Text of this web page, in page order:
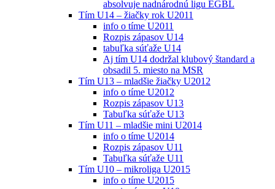
absolvuje nadnárodnú ligu EGBL
Tím U14 – žiačky rok U2011
info o tíme U2011
Rozpis zápasov U14
tabuľka súťaže U14
Aj tím U14 dodržal klubový štandard a
obsadil 5. miesto na MSR
Tím U13 – mladšie žiačky U2012
info o tíme U2012
Rozpis zápasov U13
Tabuľka súťaže U13
Tím U11 – mladšie mini U2014
info o tíme U2014
Rozpis zápasov U11
Tabuľka súťaže U11
Tím U10 – mikroliga U2015
info o tíme U2015